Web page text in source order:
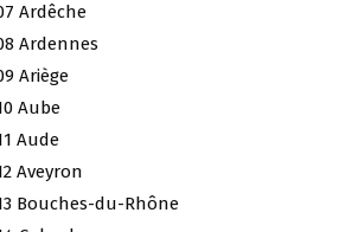
Ardêche
Ardennes
Ariège
Aube
Aude
Aveyron
Bouches-du-Rhône